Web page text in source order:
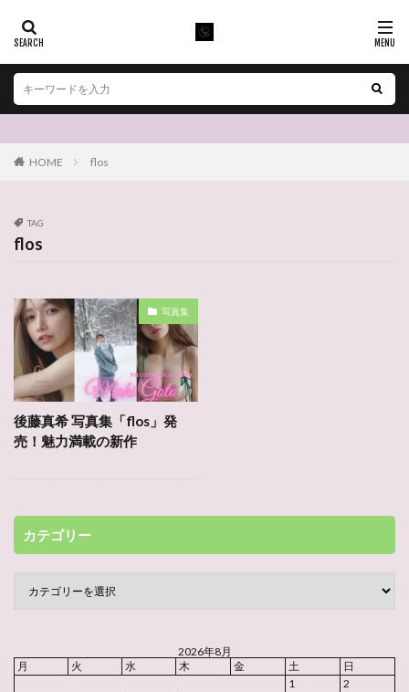
HOME flos
TAG
flos
写真集
後藤真希 写真集「flos」発
売！魅力満載の新作
カテゴリー
2026年8月
月
火 水 木 金 土
日
1
2